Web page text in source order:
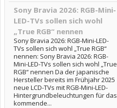
Sony Bravia 2026: RGB-Mini-
LED-TVs sollen sich wohl
„True RGB“ nennen
Sony Bravia 2026: RGB-Mini-LED-
TVs sollen sich wohl „True RGB“
nennen: Sony Bravia 2026: RGB-
Mini-LED-TVs sollen sich wohl „True
RGB“ nennen Da der japanische
Hersteller bereits im Frühjahr 2025
neue LCD-TVs mit RGB-Mini-LED-
Hintergrundbeleuchtungen für das
kommende...